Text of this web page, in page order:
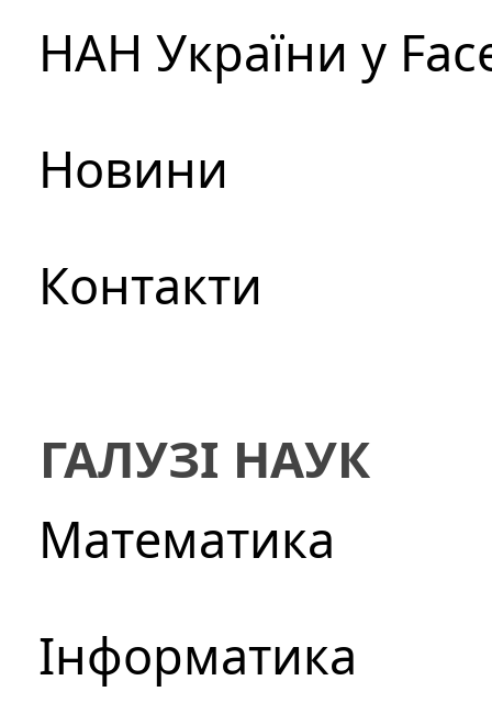
НАН України у
Новини
Контакти
ГАЛУЗІ НАУК
Математика
Інформатика